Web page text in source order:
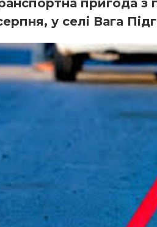
пригода з
у селі Вага